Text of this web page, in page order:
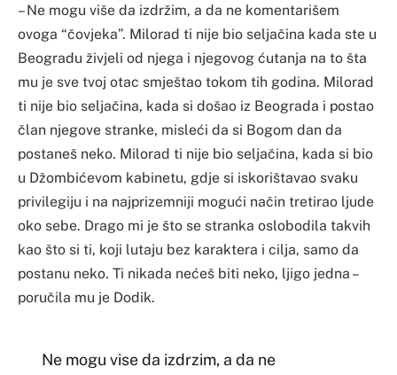
– Ne mogu više da izdržim, a da ne komentarišem
ovoga “čovjeka”. Milorad ti nije bio seljačina kada ste u
Beogradu živjeli od njega i njegovog ćutanja na to šta
mu je sve tvoj otac smještao tokom tih godina. Milorad
ti nije bio seljačina, kada si došao iz Beograda i postao
član njegove stranke, misleći da si Bogom dan da
postaneš neko. Milorad ti nije bio seljačina, kada si bio
u Džombićevom kabinetu, gdje si iskorištavao svaku
privilegiju i na najprizemniji mogući način tretirao ljude
oko sebe. Drago mi je što se stranka oslobodila takvih
kao što si ti, koji lutaju bez karaktera i cilja, samo da
postanu neko. Ti nikada nećeš biti neko, ljigo jedna –
poručila mu je Dodik.
Ne mogu vise da izdrzim, a da ne